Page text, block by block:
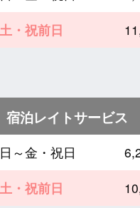
土・祝前日
宿泊レイトサービス
日～金・祝日
土・祝前日